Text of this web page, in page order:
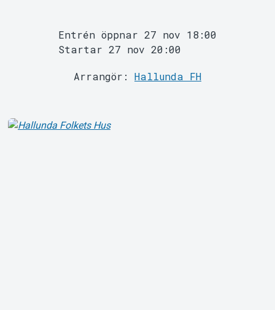
Om Tickster
Entrén öppnar 27 nov 18:00
Startar 27 nov 20:00
Arrangör: Hallunda FH